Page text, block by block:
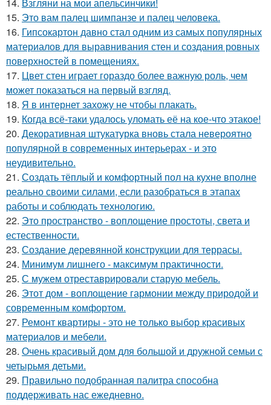
14. Взгляни на мои апельсинчики!
15. Это вам палец шимпанзе и палец человека.
16. Гипсокартон давно стал одним из самых популярных
материалов для выравнивания стен и создания ровных
поверхностей в помещениях.
17. Цвет стен играет гораздо более важную роль, чем
может показаться на первый взгляд.
18. Я в интернет захожу не чтобы плакать.
19. Когда всё-таки удалось уломать её на кое-что этакое!
20. Декоративная штукатурка вновь стала невероятно
популярной в современных интерьерах - и это
неудивительно.
21. Создать тёплый и комфортный пол на кухне вполне
реально своими силами, если разобраться в этапах
работы и соблюдать технологию.
22. Это пространство - воплощение простоты, света и
естественности.
23. Создание деревянной конструкции для террасы.
24. Минимум лишнего - максимум практичности.
25. С мужем отреставрировали старую мебель.
26. Этот дом - воплощение гармонии между природой и
современным комфортом.
27. Ремонт квартиры - это не только выбор красивых
материалов и мебели.
28. Очень красивый дом для большой и дружной семьи с
четырьмя детьми.
29. Правильно подобранная палитра способна
поддерживать нас ежедневно.